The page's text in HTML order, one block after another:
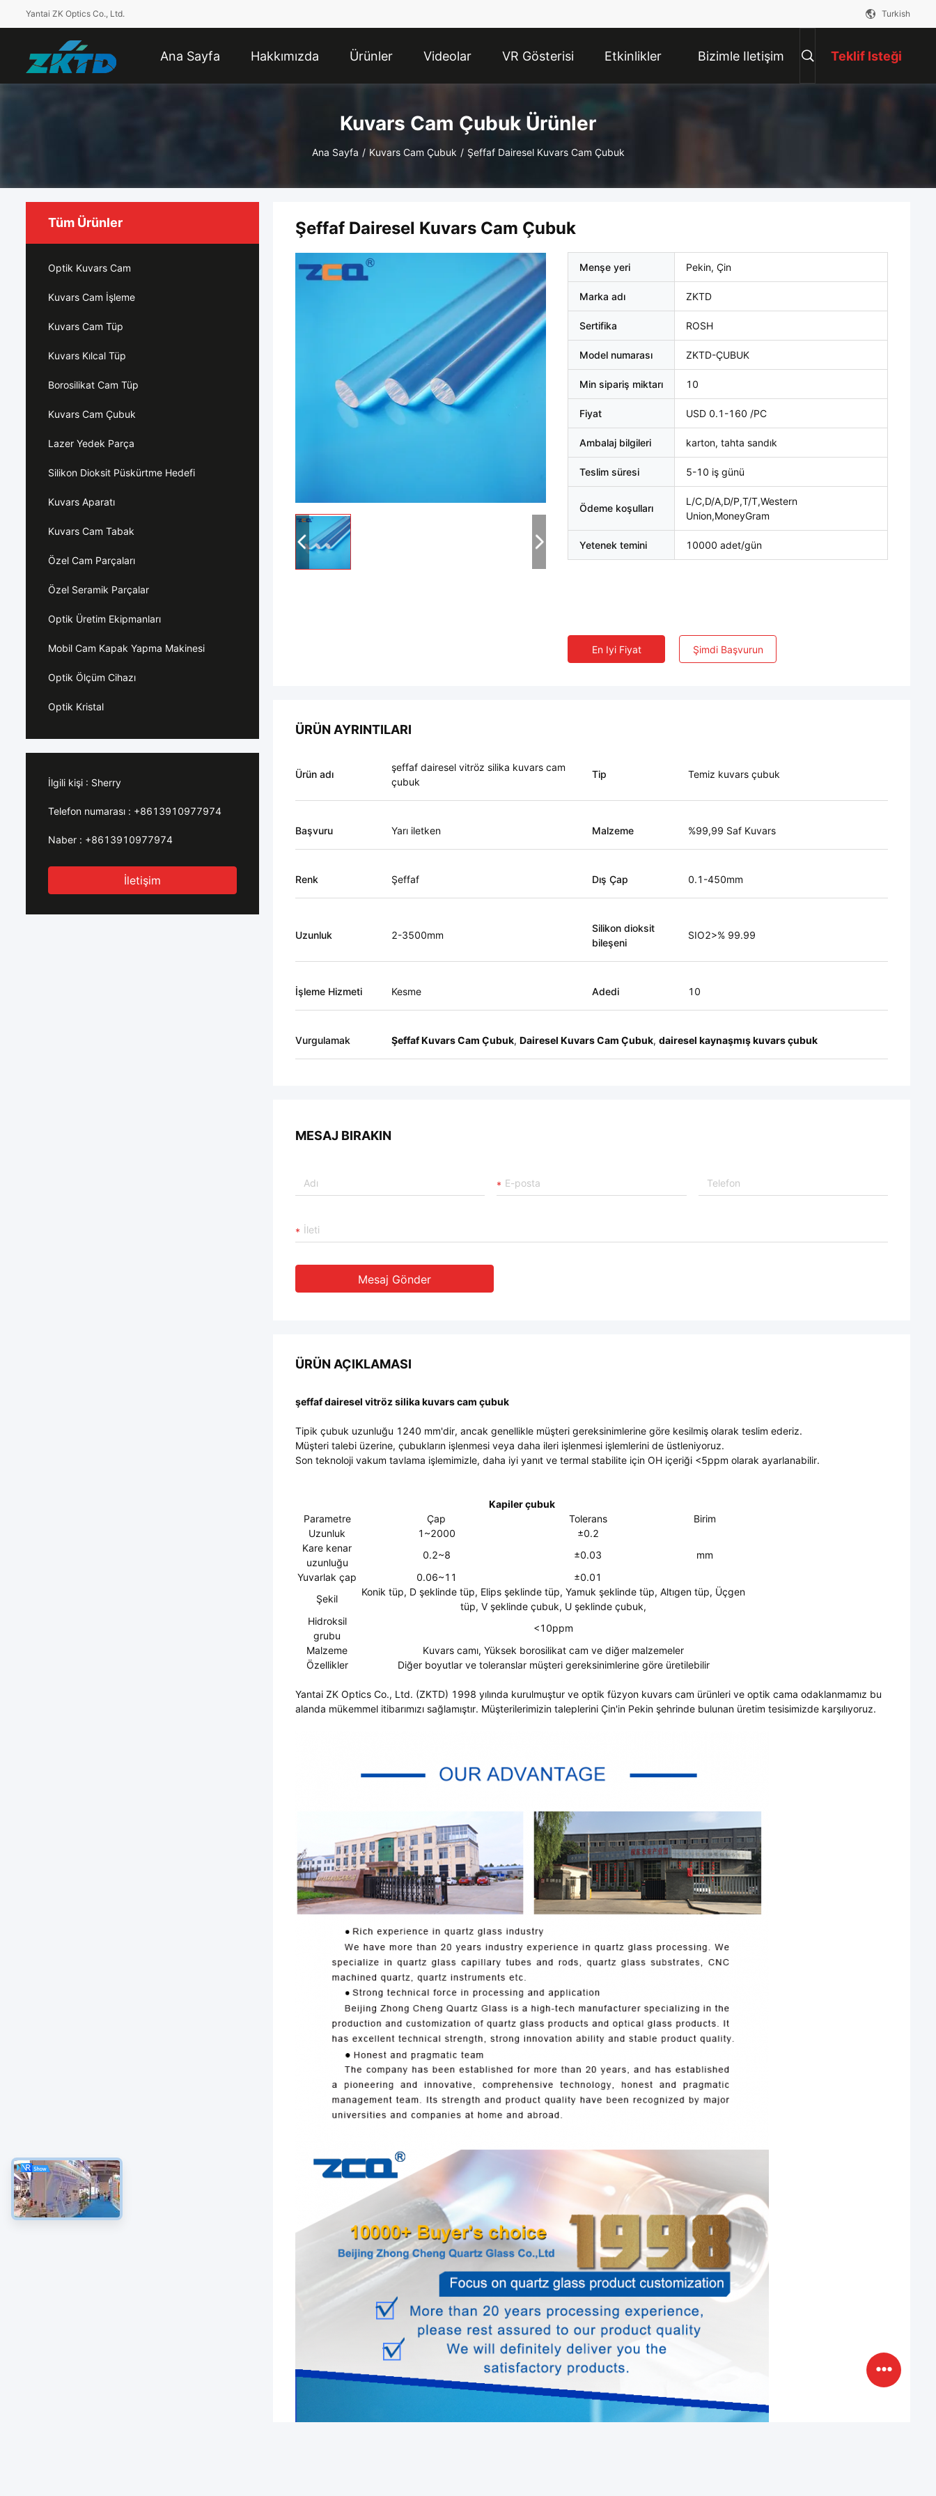
Yantai ZK Optics Co., Ltd. Turkish
Ana Sayfa Hakkımızda Ürünler Videolar VR Gösterisi Etkinlikler Bizimle Iletişim Teklif Isteği
Kuvars Cam Çubuk Ürünler
Ana Sayfa / Kuvars Cam Çubuk / Şeffaf Dairesel Kuvars Cam Çubuk
Tüm Ürünler
Optik Kuvars Cam
Kuvars Cam İşleme
Kuvars Cam Tüp
Kuvars Kılcal Tüp
Borosilikat Cam Tüp
Kuvars Cam Çubuk
Lazer Yedek Parça
Silikon Dioksit Püskürtme Hedefi
Kuvars Aparatı
Kuvars Cam Tabak
Özel Cam Parçaları
Özel Seramik Parçalar
Optik Üretim Ekipmanları
Mobil Cam Kapak Yapma Makinesi
Optik Ölçüm Cihazı
Optik Kristal
İlgili kişi : Sherry
Telefon numarası : +8613910977974
Naber : +8613910977974
İletişim
Şeffaf Dairesel Kuvars Cam Çubuk
Menşe yeri Pekin, Çin
Marka adı ZKTD
Sertifika ROSH
Model numarası ZKTD-ÇUBUK
Min sipariş miktarı 10
Fiyat USD 0.1-160 /PC
Ambalaj bilgileri karton, tahta sandık
Teslim süresi 5-10 iş günü
Ödeme koşulları
L/C,D/A,D/P,T/T,Western
Union,MoneyGram
Yetenek temini 10000 adet/gün
En Iyi Fiyat Şimdi Başvurun
ÜRÜN AYRINTILARI
Ürün adı
şeffaf dairesel vitröz silika kuvars cam
çubuk
Tip Temiz kuvars çubuk
Başvuru Yarı iletken Malzeme %99,99 Saf Kuvars
Renk Şeffaf Dış Çap 0.1-450mm
Uzunluk 2-3500mm
Silikon dioksit
bileşeni
SIO2>% 99.99
İşleme Hizmeti Kesme Adedi 10
Vurgulamak Şeffaf Kuvars Cam Çubuk, Dairesel Kuvars Cam Çubuk, dairesel kaynaşmış kuvars çubuk
MESAJ BIRAKIN
Mesaj Gönder
ÜRÜN AÇIKLAMASI
şeffaf dairesel vitröz silika kuvars cam çubuk
Tipik çubuk uzunluğu 1240 mm'dir, ancak genellikle müşteri gereksinimlerine göre kesilmiş olarak teslim ederiz.
Müşteri talebi üzerine, çubukların işlenmesi veya daha ileri işlenmesi işlemlerini de üstleniyoruz.
Son teknoloji vakum tavlama işlemimizle, daha iyi yanıt ve termal stabilite için OH içeriği <5ppm olarak ayarlanabilir.
Kapiler çubuk
Parametre
Çap Tolerans
Birim
Uzunluk
1~2000
±0.2
mm
Kare kenar
uzunluğu
0.2~8
±0.03
Yuvarlak çap
0.06~11
±0.01
Şekil
Konik tüp, D şeklinde tüp, Elips şeklinde tüp, Yamuk şeklinde tüp, Altıgen tüp, Üçgen
tüp, V şeklinde çubuk, U şeklinde çubuk,
Hidroksil
grubu
<10ppm
Malzeme
Kuvars camı, Yüksek borosilikat cam ve diğer malzemeler
Özellikler
Diğer boyutlar ve toleranslar müşteri gereksinimlerine göre üretilebilir
Yantai ZK Optics Co., Ltd. (ZKTD) 1998 yılında kurulmuştur ve optik füzyon kuvars cam ürünleri ve optik cama odaklanmamız bu
alanda mükemmel itibarımızı sağlamıştır. Müşterilerimizin taleplerini Çin'in Pekin şehrinde bulunan üretim tesisimizde karşılıyoruz.